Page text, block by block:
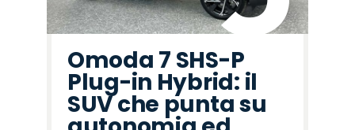
Omoda 7 SHS-P
Plug-in Hybrid: il
SUV che punta su